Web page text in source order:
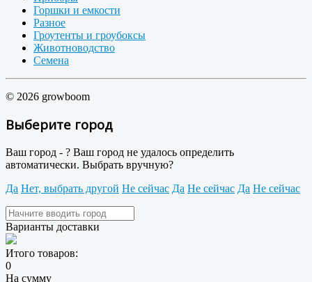
Горшки и емкости
Разное
Гроутенты и гроубоксы
Животноводство
Семена
© 2026 growboom
Выберите город
Ваш город - ? Ваш город не удалось определить
автоматически. Выбрать вручную?
Да Нет, выбрать другой Не сейчас Да Не сейчас Да Не сейчас
Варианты доставки
Итого товаров:
0
На сумму